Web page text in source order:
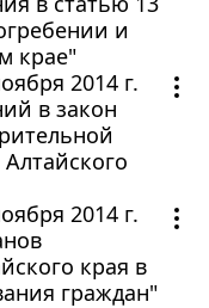
и
крае"
2014 г.
в закон
2014 г.
края в
граждан"